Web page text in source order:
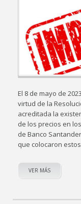
El 8 de mayo de
virtud de la
acreditada la
de los precios en
de Banco
que colocaron
VER MÁS